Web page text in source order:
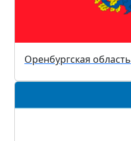
Оренбургская область